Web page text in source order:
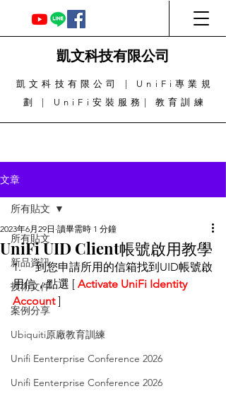
凱文科技有限公司
凱文科技有限公司 | UniFi專業規
劃 | UniFi安裝服務| 教育訓練
文章
所有貼文
新品資訊
技術文件
案例分享
Ubiquiti原廠教育訓練
Unifi Eenterprise Conference 2026
Unifi Eenterprise Conference 2026
所有貼文
UniFi UID Client帳號啟用教學
2023年6月29日 讀畢需時 1 分鐘
1.     到您申請所用的信箱找到UID帳號啟
用信，點選 [ Activate UniFi Identity
Account ]